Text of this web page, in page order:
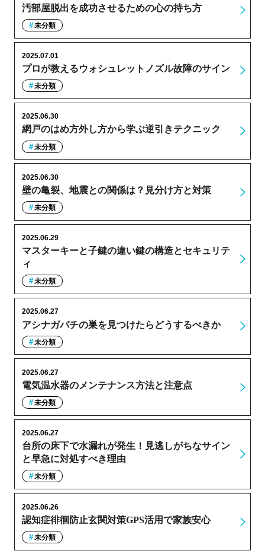
汚部屋脱出を成功させるための心の持ち方
未分類
プロが教えるウォシュレットノズル故障のサイン
2025.07.01
未分類
網戸のはめ方外し方から学ぶ逆引きテクニック
2025.06.30
未分類
壁の亀裂、地震との関係は？見分け方と対策
2025.06.30
未分類
マスターキーと子鍵の違い鍵の構造とセキュリテ
ィ
2025.06.29
未分類
アシナガバチの巣を見つけたらどうするべきか
2025.06.27
未分類
電気温水器のメンテナンス方法と注意点
2025.06.27
未分類
台所の床下で水漏れが発生！見逃しがちなサイン
と早急に対処すべき理由
2025.06.27
未分類
認知症徘徊防止玄関対策GPS活用で家族安心
2025.06.26
未分類